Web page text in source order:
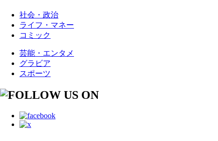
社会・政治
ライフ・マネー
コミック
芸能・エンタメ
グラビア
スポーツ